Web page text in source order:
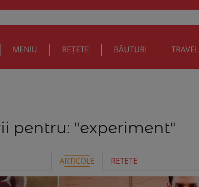
MENIU REȚETE BĂUTURI TRAVEL
pentru: "experiment"
ARTICOLE RETETE